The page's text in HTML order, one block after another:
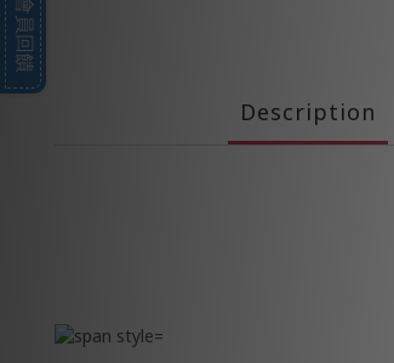
Description
會員回饋